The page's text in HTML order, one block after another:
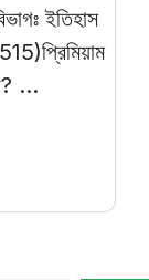
ইতিহাস
...